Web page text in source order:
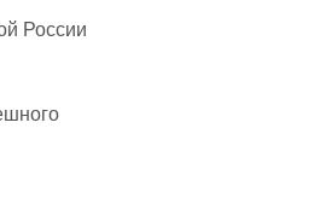
России